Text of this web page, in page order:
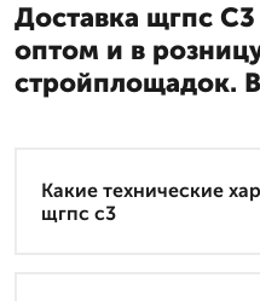
Доставка щгпс
оптом и в
стройплощадок.
Какие технические
щгпс с3